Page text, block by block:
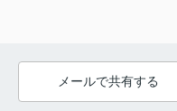
メールで共有する